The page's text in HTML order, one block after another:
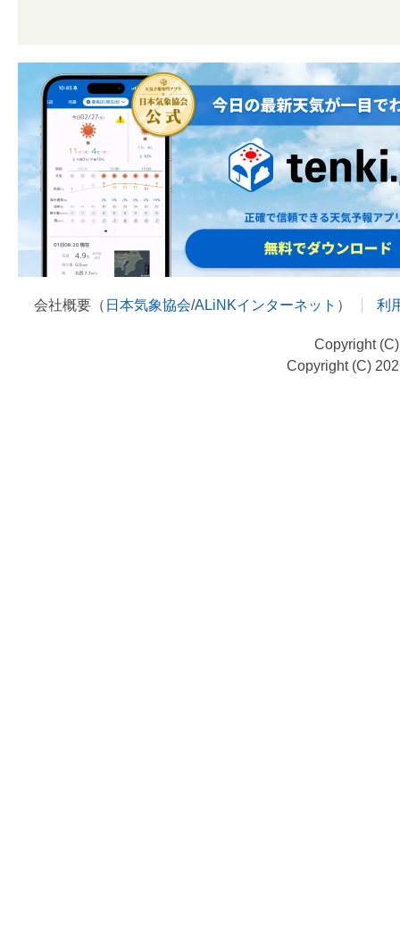
会社概要（ 日本気象協会/ALiNKインターネット ） 利
Copyright
Copyright (C)